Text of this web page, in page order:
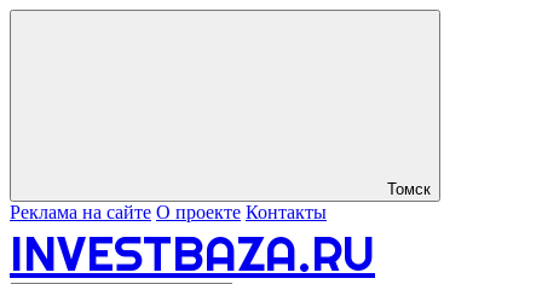
Томск
Реклама на сайте О проекте Контакты
INVESTBAZA.RU